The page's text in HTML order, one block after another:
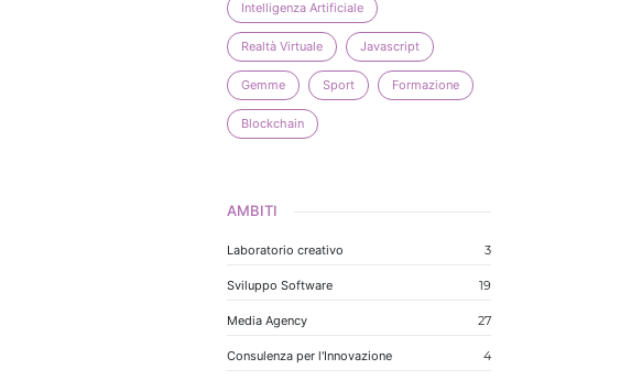
Intelligenza Artificiale
Realtà Virtuale Javascript
Gemme Sport Formazione
Blockchain
AMBITI
Laboratorio creativo 3
Sviluppo Software 19
Media Agency 27
Consulenza per l'Innovazione 4